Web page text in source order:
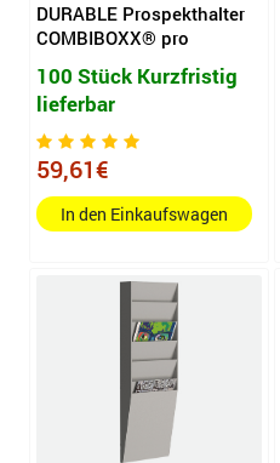
DURABLE Prospekthalter
COMBIBOXX® pro
100 Stück Kurzfristig
lieferbar
59,61€
In den Einkaufswagen